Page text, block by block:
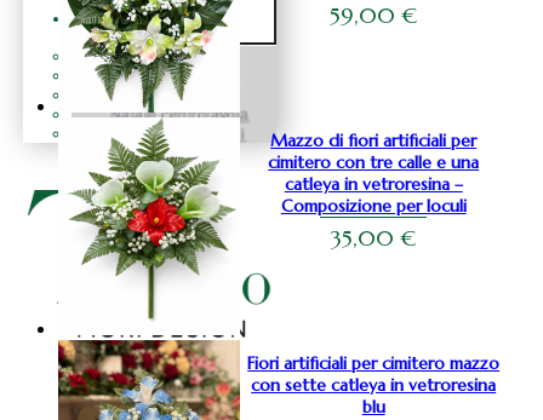
NATALE
Natale Alberelli
Natale palline
Natale fiocchi
Natale centrotavola
Natale decorazioni
59,00 €
Mazzo di fiori artificiali per
cimitero con tre calle e una
catleya in vetroresina –
Composizione per loculi
35,00 €
Fiori artificiali per cimitero mazzo
con sette catleya in vetroresina
blu